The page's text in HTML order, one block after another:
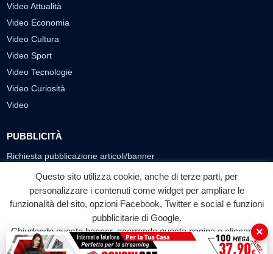
Video Attualità
Video Economia
Video Cultura
Video Sport
Video Tecnologie
Video Curiosità
Video
PUBBLICITÀ
Richiesta pubblicazione articoli/banner
SEGUICI SUI SOCIAL
f
Facebook
◎ ▶
YouTube
Questo sito utilizza cookie, anche di terze parti, per
personalizzare i contenuti come widget per ampliare le
funzionalità del sito, opzioni Facebook, Twitter e social e funzioni
pubblicitarie di Google.
Chiudendo questo banner, scorrendo questa pagina o cliccando
su qualunque suo elemento acconsenti all'uso dei cookie.
×